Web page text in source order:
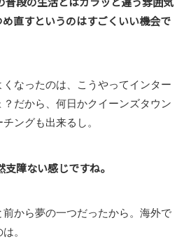
直すというのはすごくいい機会で
なったのは、こうやってインター
だから、何日かクイーンズタウン
ングも出来るし。
障ない感じですね。
から夢の一つだったから。海外で
。